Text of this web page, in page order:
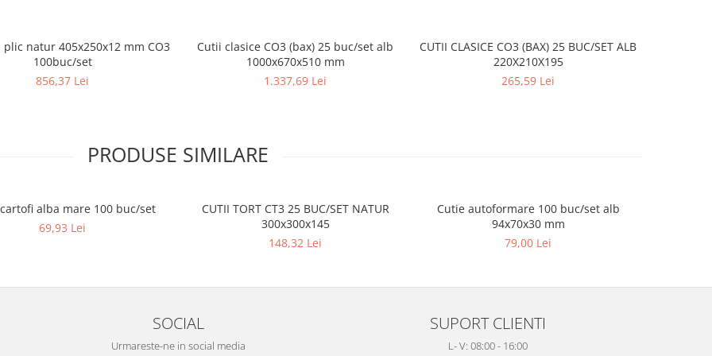
natur 405x250x12 mm CO3
100buc/set
856,37 Lei
Cutii clasice CO3 (bax) 25 buc/set alb
1000x670x510 mm
1.337,69 Lei
CUTII CLASICE CO3 (BAX) 25 BUC/SET ALB
220X210X195
265,59 Lei
PRODUSE SIMILARE
alba mare 100 buc/set
69,93 Lei
CUTII TORT CT3 25 BUC/SET NATUR
300x300x145
148,32 Lei
Cutie autoformare 100 buc/set alb
94x70x30 mm
79,00 Lei
SOCIAL
Urmareste-ne in social media
SUPORT CLIENTI
L- V: 08:00 - 16:00